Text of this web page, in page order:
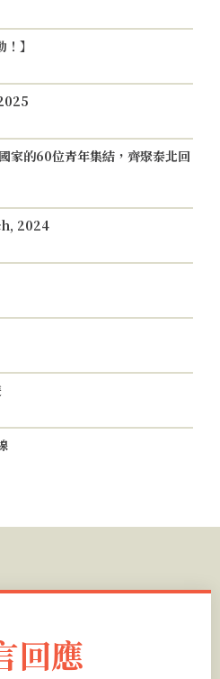
】
家的60位青年集結，齊聚泰北回
2024
回應